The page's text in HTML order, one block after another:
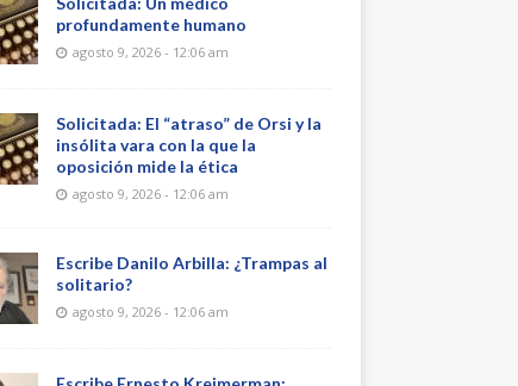
profundamente humano
agosto 9, 2026 - 12:06 am
Solicitada: El “atraso” de Orsi y la
insólita vara con la que la
oposición mide la ética
agosto 9, 2026 - 12:06 am
Escribe Danilo Arbilla: ¿Trampas al
solitario?
agosto 9, 2026 - 12:06 am